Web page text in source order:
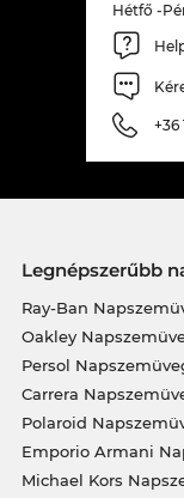
Hétfő -
+36
Legnépszerűbb
Ray-Ban
Oakley
Persol
Carrera
Polaroid
Emporio Armani
Michael Kors